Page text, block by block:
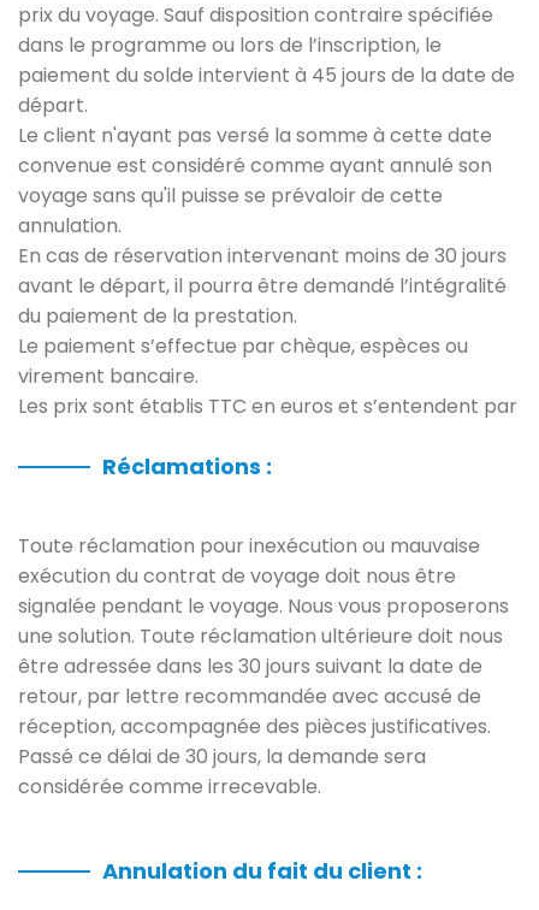
prix du voyage. Sauf disposition contraire spécifiée
dans le programme ou lors de l’inscription, le
paiement du solde intervient à 45 jours de la date de
départ.
Le client n'ayant pas versé la somme à cette date
convenue est considéré comme ayant annulé son
voyage sans qu'il puisse se prévaloir de cette
annulation.
En cas de réservation intervenant moins de 30 jours
avant le départ, il pourra être demandé l’intégralité
du paiement de la prestation.
Le paiement s’effectue par chèque, espèces ou
virement bancaire.
Les prix sont établis TTC en euros et s’entendent par
Réclamations :
Toute réclamation pour inexécution ou mauvaise
exécution du contrat de voyage doit nous être
signalée pendant le voyage. Nous vous proposerons
une solution. Toute réclamation ultérieure doit nous
être adressée dans les 30 jours suivant la date de
retour, par lettre recommandée avec accusé de
réception, accompagnée des pièces justificatives.
Passé ce délai de 30 jours, la demande sera
considérée comme irrecevable.
Annulation du fait du client :